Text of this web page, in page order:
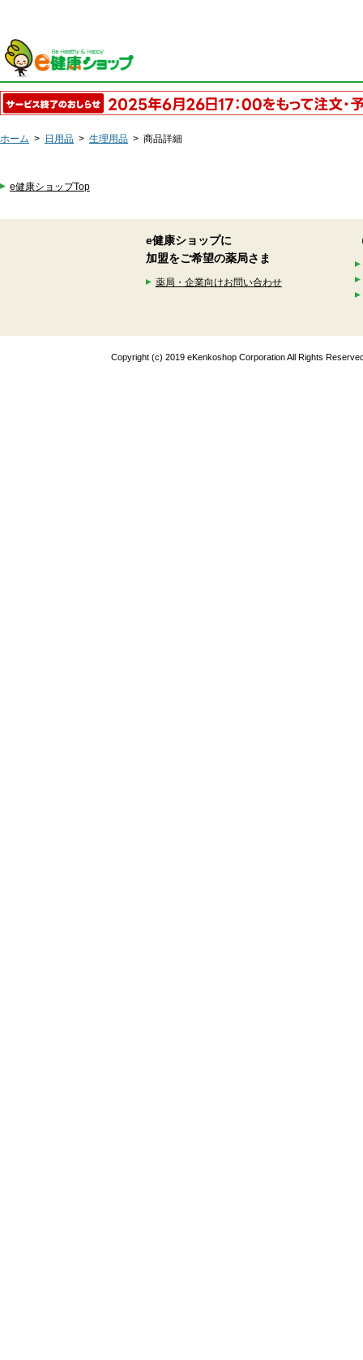
ホーム > 日用品 > 生理用品 > 商品詳細
e健康ショップTop
e健康ショップに
加盟をご希望の薬局さま
薬局・企業向けお問い合わせ
Copyright (c) 2019 eKenkoshop Corporation All Rights